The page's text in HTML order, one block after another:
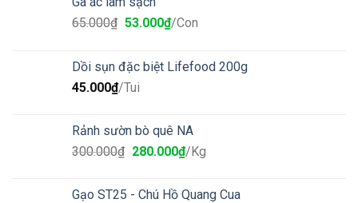
65.000₫ 53.000₫/Con
Dồi sụn đặc biệt Lifefood 200g
45.000₫/Tui
Rảnh sườn bò quê NA
300.000₫ 280.000₫/Kg
Gạo ST25 - Chú Hồ Quang Cua